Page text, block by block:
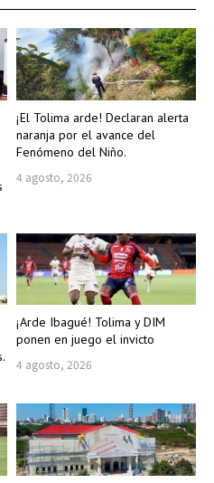
¡El Tolima arde! Declaran alerta
naranja por el avance del
Fenómeno del Niño.
4 agosto, 2026
¡Arde Ibagué! Tolima y DIM
ponen en juego el invicto
4 agosto, 2026